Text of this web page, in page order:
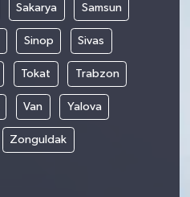
Sakarya Samsun
Sinop Sivas
Tokat Trabzon
Van Yalova
Zonguldak